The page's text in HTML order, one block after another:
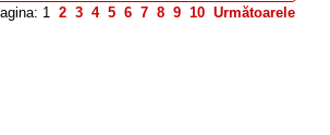
1 2 3 4 5 6 7 8 9 10 Următoarele